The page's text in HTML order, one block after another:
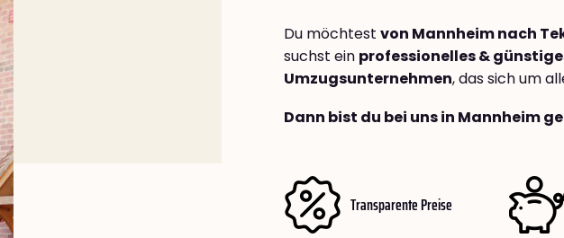
Du möchtest von Mannheim nach
suchst ein professionelles &
Umzugsunternehmen, das sich um
Dann bist du bei uns in Mannheim
Transparente Preise